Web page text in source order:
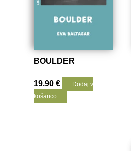
BOULDER
19.90€
Dodaj v
košarico